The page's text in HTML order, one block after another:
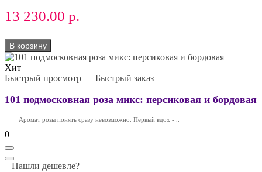
13 230.00 р.
В корзину
Хит
Быстрый просмотр
Быстрый заказ
101 подмосковная роза микс: персиковая и бордовая
Аромат розы понять сразу невозможно. Первый вдох - ..
0
Нашли дешевле?